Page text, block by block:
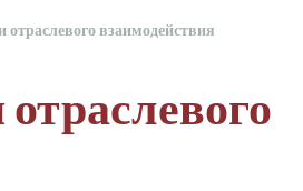
отраслевого взаимодействия